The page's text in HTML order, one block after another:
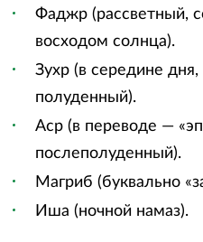
Фаджр (рассветный,
восходом солнца).
Зухр (в середине
полуденный).
Аср (в переводе —
послеполуденный).
Магриб (буквально
Иша (ночной намаз).